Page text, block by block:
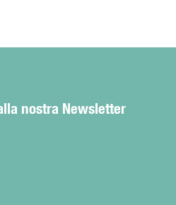
nostra Newsletter